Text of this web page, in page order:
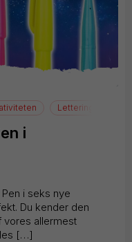
Lettering
i
i seks nye
Du kender den
vores allermest
[…]